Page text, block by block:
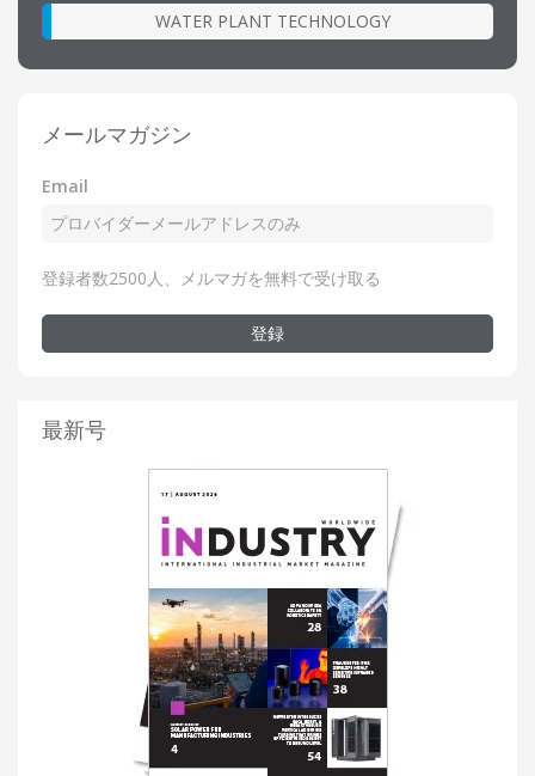
WATER PLANT TECHNOLOGY
メールマガジン
Email
登録者数2500人、メルマガを無料で受け取る
登録
最新号